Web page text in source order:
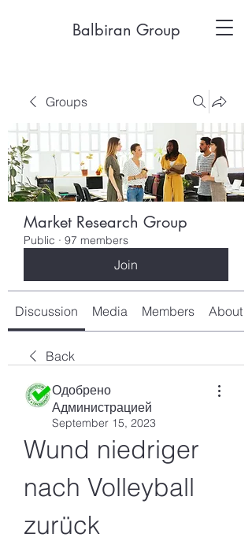
Balbiran Group
Groups
Market Research Group
Public · 97 members
Join
Discussion Media Members About
Back
Одобрено
Администрацией
September 15, 2023
Wund niedriger
nach Volleyball
zurück